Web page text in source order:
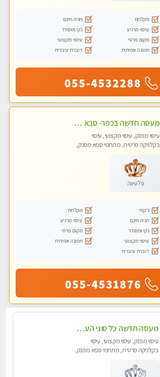
מקלחת
חניה חינם
עיסוי מרגיע
נקי ומסודר
מקום פרטי
עיסוי מקצועי
תמונה אמיתית
דוברת עיברית
055-4532288
מעסה חדשה בכפר- סבא מוזמן לחוויה בלתי נשכחת!!!עיסוי מפנק ומקצועי ביותר במקום פרטי לחלוטין!
עיסוי מפנק, עיסוי מקצועי, עיסוי
בקלניקה פרטית, מתחמי ספא מפנק,
פלטינה
ג'קוזי
מקלחת
חניה חינם
עיסוי מרגיע
נקי ומסודר
מקום פרטי
עיסוי מקצועי
תמונה אמיתית
דוברת עיברית
055-4531876
מעסה חדשה כל סוגי העיסויים מעסה מקצועית ואיכותית פרטי!!!מומלץ לחלוטין!!
עיסוי מפנק, עיסוי מקצועי, עיסוי
בקלניקה פרטית, מתחמי ספא מפנק,